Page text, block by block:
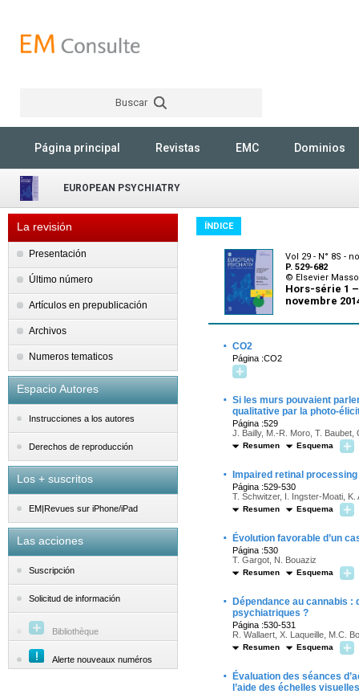
Buscar
Página principal Revistas EMC Dominios
EUROPEAN PSYCHIATRY
La revisión
Presentación
Último número
Artículos en prepublicación
Archivos
Numeros tematicos
Espacio Autores
Instrucciones a los autores
Derechos de reproducción
Los + suscritos
EM|Revues sur iPhone/iPad
Las acciones
Suscripción
Solicitud de información
Bibliothèque
Alerte nouveaux numéros
ÍNDICE
Vol 29 - N° 8S -
P. 529-682
© Elsevier
Hors-série 1
novembre
· CO2
Página :CO2
· Si les murs pouvaient
qualitative par la photo-
Página :529
J. Bailly, M.-R. Moro, T. Baubet,
Resumen Esquema
· Impaired retinal
Página :529-530
T. Schwitzer, I. Ingster-Moati,
Resumen Esquema
· Évolution favorable d’un
Página :530
T. Gargot, N. Bouaziz
Resumen Esquema
·
Dépendance au cannabis
psychiatriques ?
Página :530-531
R. Wallaert, X. Laqueille, M.C.
Resumen Esquema
·
Évaluation des séances
l’aide des échelles